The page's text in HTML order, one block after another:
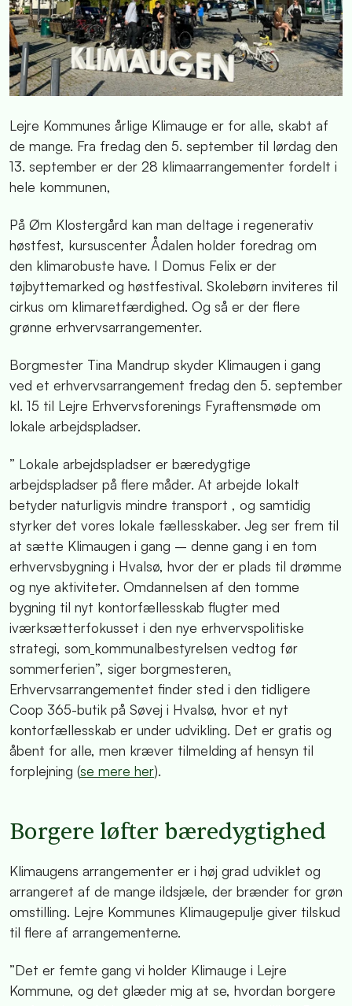
Lejre Kommunes årlige Klimauge er for alle, skabt af
de mange. Fra fredag den 5. september til lørdag den
13. september er der 28 klimaarrangementer fordelt i
hele kommunen,
På Øm Klostergård kan man deltage i regenerativ
høstfest, kursuscenter Ådalen holder foredrag om
den klimarobuste have. I Domus Felix er der
tøjbyttemarked og høstfestival. Skolebørn inviteres til
cirkus om klimaretfærdighed. Og så er der flere
grønne erhvervsarrangementer.
Borgmester Tina Mandrup skyder Klimaugen i gang
ved et erhvervsarrangement fredag den 5. september
kl. 15 til Lejre Erhvervsforenings Fyraftensmøde om
lokale arbejdspladser.
” Lokale arbejdspladser er bæredygtige
arbejdspladser på flere måder. At arbejde lokalt
betyder naturligvis mindre transport , og samtidig
styrker det vores lokale fællesskaber. Jeg ser frem til
at sætte Klimaugen i gang – denne gang i en tom
erhvervsbygning i Hvalsø, hvor der er plads til drømme
og nye aktiviteter. Omdannelsen af den tomme
bygning til nyt kontorfællesskab flugter med
iværksætterfokusset i den nye erhvervspolitiske
strategi, som kommunalbestyrelsen vedtog før
sommerferien”, siger borgmesteren.
Erhvervsarrangementet finder sted i den tidligere
Coop 365-butik på Søvej i Hvalsø, hvor et nyt
kontorfællesskab er under udvikling. Det er gratis og
åbent for alle, men kræver tilmelding af hensyn til
forplejning (se mere her).
Borgere løfter bæredygtighed
Klimaugens arrangementer er i høj grad udviklet og
arrangeret af de mange ildsjæle, der brænder for grøn
omstilling. Lejre Kommunes Klimaugepulje giver tilskud
til flere af arrangementerne.
”Det er femte gang vi holder Klimauge i Lejre
Kommune, og det glæder mig at se, hvordan borgere